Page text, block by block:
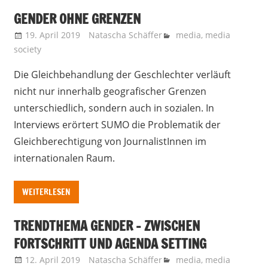
GENDER OHNE GRENZEN
19. April 2019 Natascha Schäffer media, media
society
Die Gleichbehandlung der Geschlechter verläuft
nicht nur innerhalb geografischer Grenzen
unterschiedlich, sondern auch in sozialen. In
Interviews erörtert SUMO die Problematik der
Gleichberechtigung von JournalistInnen im
internationalen Raum.
WEITERLESEN
TRENDTHEMA GENDER – ZWISCHEN
FORTSCHRITT UND AGENDA SETTING
12. April 2019 Natascha Schäffer media, media